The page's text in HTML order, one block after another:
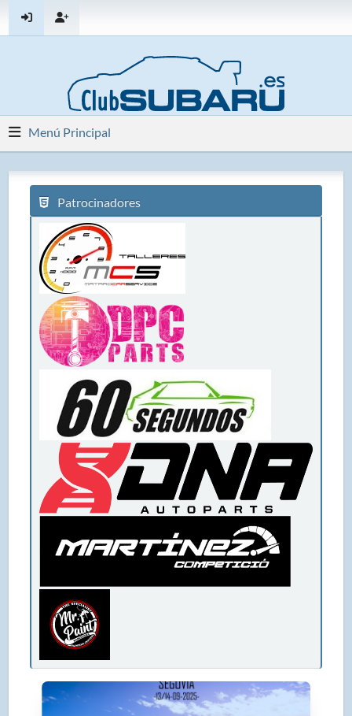
Menú Principal
Patrocinadores